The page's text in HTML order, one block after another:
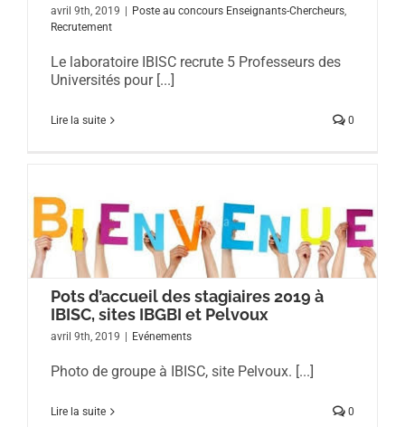
avril 9th, 2019 Poste au concours Enseignants-Chercheurs,
Recrutement
Le laboratoire IBISC recrute 5 Professeurs des
Universités pour [...]
Lire la suite 0
Pots d’accueil des stagiaires 2019 à
IBISC, sites IBGBI et Pelvoux
avril 9th, 2019 Evénements
Photo de groupe à IBISC, site Pelvoux. [...]
Lire la suite 0